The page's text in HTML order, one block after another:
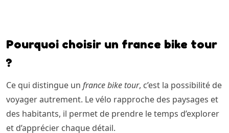
Pourquoi choisir un france bike tour
?
Ce qui distingue un france bike tour, c’est la possibilité de
voyager autrement. Le vélo rapproche des paysages et
des habitants, il permet de prendre le temps d’explorer
et d’apprécier chaque détail.